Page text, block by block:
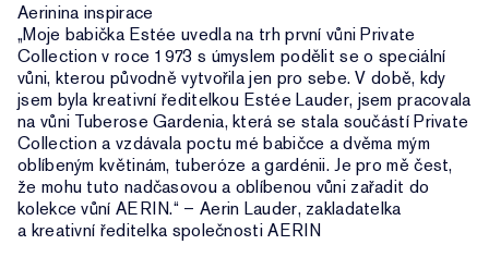
Aerinina inspirace
„Moje babička Estée uvedla na trh první vůni Private
Collection v roce 1973 s úmyslem podělit se o speciální
vůni, kterou původně vytvořila jen pro sebe. V době, kdy
jsem byla kreativní ředitelkou Estée Lauder, jsem pracovala
na vůni Tuberose Gardenia, která se stala součástí Private
Collection a vzdávala poctu mé babičce a dvěma mým
oblíbeným květinám, tuberóze a gardénii. Je pro mě čest,
že mohu tuto nadčasovou a oblíbenou vůni zařadit do
kolekce vůní AERIN.“ – Aerin Lauder, zakladatelka
a kreativní ředitelka společnosti AERIN